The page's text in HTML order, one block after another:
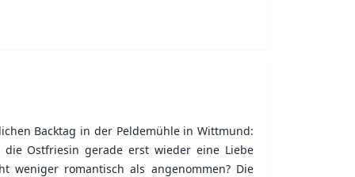
Backtag in der Peldemühle in Wittmund:
Ostfriesin gerade erst wieder eine Liebe
weniger romantisch als angenommen? Die